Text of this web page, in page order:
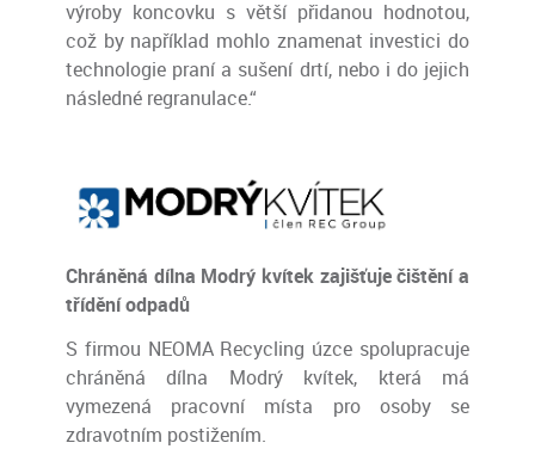
výroby koncovku s větší přidanou hodnotou,
což by například mohlo znamenat investici do
technologie praní a sušení drtí, nebo i do jejich
následné regranulace.“
Chráněná dílna Modrý kvítek zajišťuje čištění a
třídění odpadů
S firmou NEOMA Recycling úzce spolupracuje
chráněná dílna Modrý kvítek, která má
vymezená pracovní místa pro osoby se
zdravotním postižením.